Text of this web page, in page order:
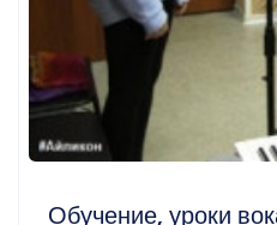
Обучение, уроки